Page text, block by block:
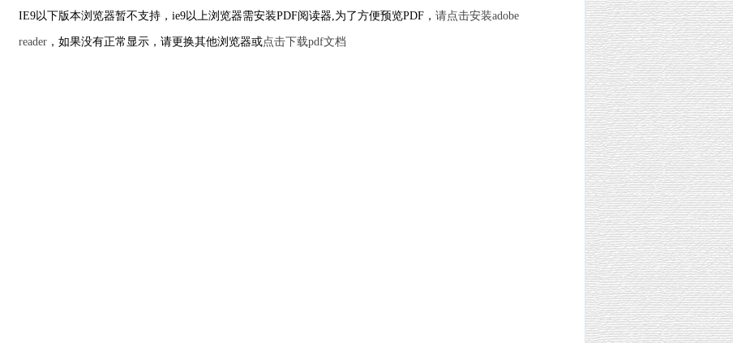
IE9以下版本浏览器暂不支持，ie9以上浏览器需安装PDF阅读器,为了方便预览PDF， 请点击安装adobe
reader ，如果没有正常显示，请更换其他浏览器或点击下载pdf文档